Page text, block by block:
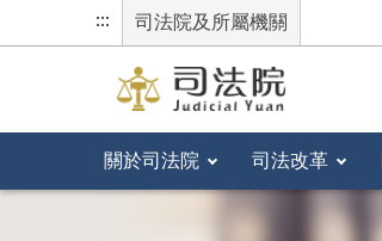
::: 司法院及所屬機關
關於司法院 司法改革